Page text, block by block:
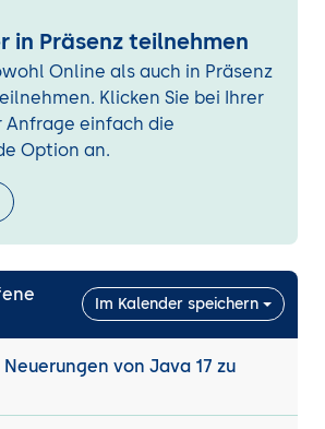
und Instance Main
und Anpassungen in Syntax
21 bis 25
Comments
Bodies
Files and Instance Main
in Präsenz teilnehmen
Online als auch in Präsenz
Klicken Sie bei Ihrer
Anfrage einfach die
Option an.
Im Kalender speichern
von Java 17 zu